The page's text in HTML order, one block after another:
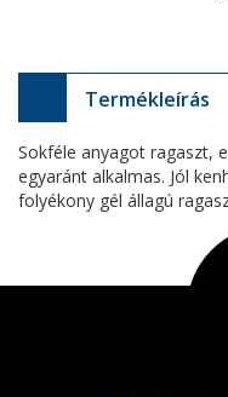
Termékleírás
Sokféle anyagot ragaszt,
egyaránt alkalmas. Jól
folyékony gél állagú